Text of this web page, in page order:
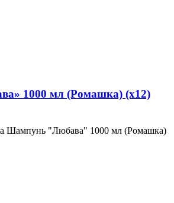
1000 мл (Ромашка) (х12)
Шампунь "Любава" 1000 мл (Ромашка)